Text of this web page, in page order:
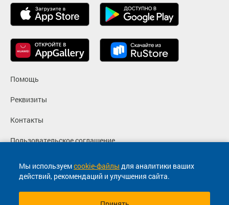
Мы используемcookie-файлы для аналитики ваших
действий, рекомендаций и улучшения сайта.
Помощь
Реквизиты
Контакты
Пользовательское соглашение
Политика конфиденциальности
Согласие на маркетинговые сообщения